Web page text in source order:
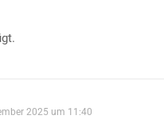
2025 um 11:40